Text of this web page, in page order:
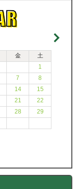
金
土
1
7
8
14
15
21
22
28
29